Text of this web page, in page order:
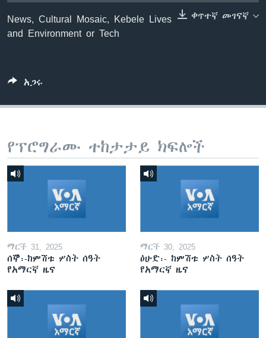
ቀጥተኛ መገናኛ
News, Cultural Mosaic, Kebele Lives
and Environment or Tech
አጋሩ
የፕሮግራሙ ተከታታይ ክፍሎች
ማርች 31, 2025
ሰኞ፡-ከምሽቱ ሦስት ሰዓት
የአማርኛ ዜና
ማርች 30, 2025
ዕሁድ፡- ከምሽቱ ሦስት ሰዓት
የአማርኛ ዜና